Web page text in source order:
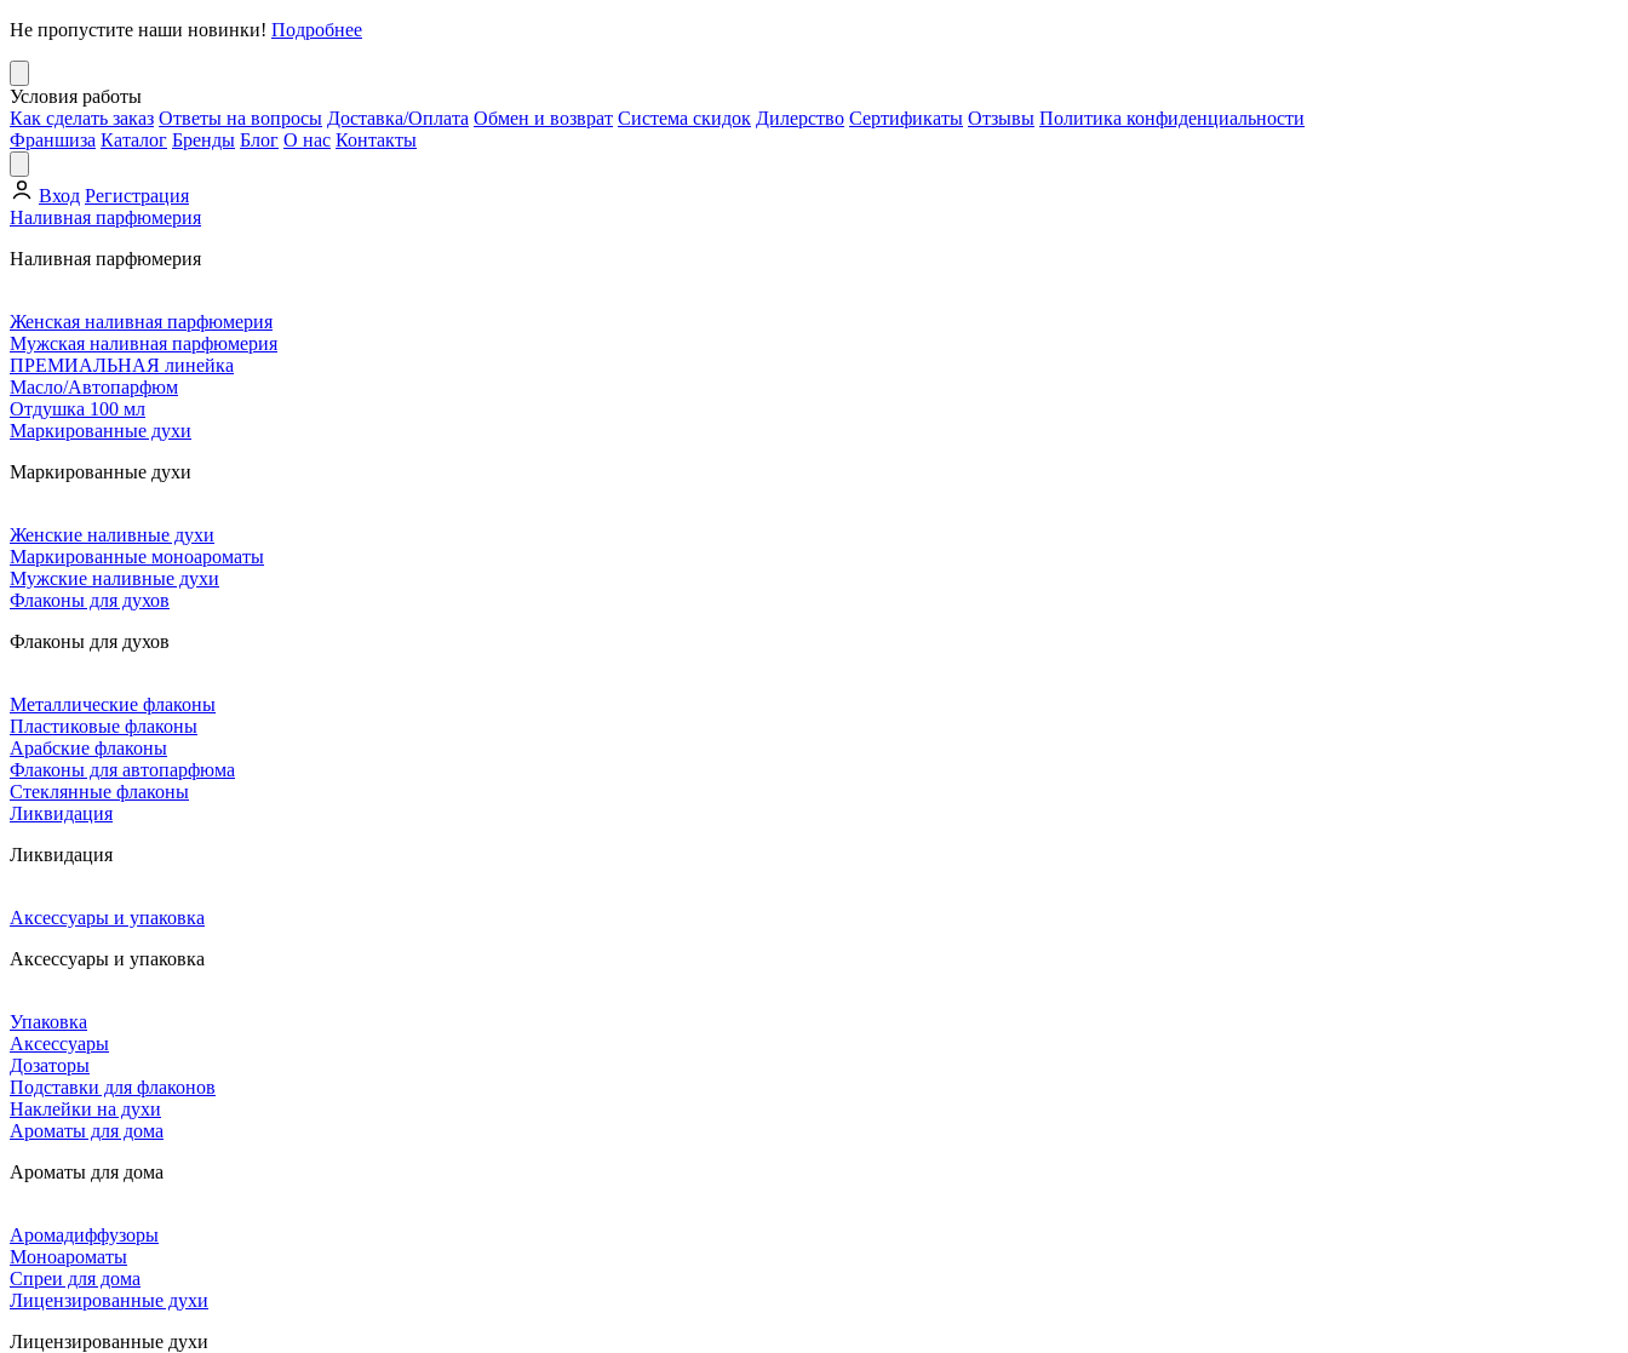
Не пропустите наши новинки! Подробнее
Условия работы
Как сделать заказ Ответы на вопросы Доставка/Оплата Обмен и возврат Система скидок Дилерство Сертификаты Отзывы Политика конфиденциальности
Франшиза Каталог Бренды Блог О нас Контакты
Вход Регистрация
Наливная парфюмерия
Наливная парфюмерия
Женская наливная парфюмерия
Мужская наливная парфюмерия
ПРЕМИАЛЬНАЯ линейка
Масло/Автопарфюм
Отдушка 100 мл
Маркированные духи
Маркированные духи
Женские наливные духи
Маркированные моноароматы
Мужские наливные духи
Флаконы для духов
Флаконы для духов
Металлические флаконы
Пластиковые флаконы
Арабские флаконы
Флаконы для автопарфюма
Стеклянные флаконы
Ликвидация
Ликвидация
Аксессуары и упаковка
Аксессуары и упаковка
Упаковка
Аксессуары
Дозаторы
Подставки для флаконов
Наклейки на духи
Ароматы для дома
Ароматы для дома
Аромадиффузоры
Моноароматы
Спреи для дома
Лицензированные духи
Лицензированные духи